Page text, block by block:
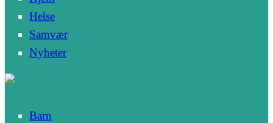
Helse
Samvær
Nyheter
Barn